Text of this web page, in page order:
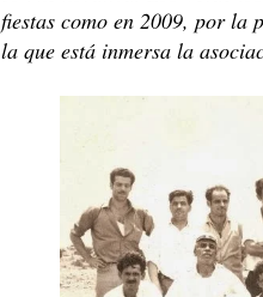
fiestas como en 2009, por la
la que está inmersa la